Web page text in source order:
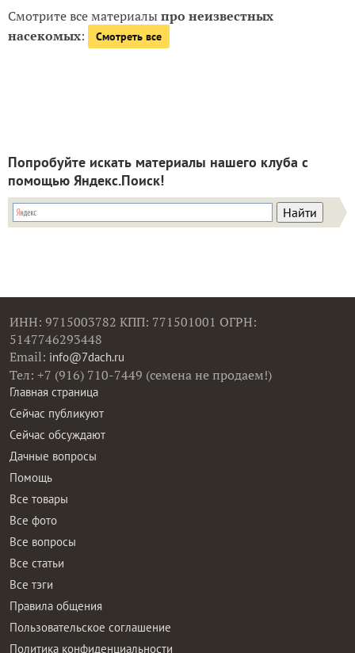
Смотрите все материалыпро неизвестных
насекомых: Смотреть все
Попробуйте искать материалы нашего клуба с
помощью Яндекс.Поиск!
ИНН: 9715003782 КПП: 771501001 ОГРН:
5147746293448
Email: info@7dach.ru
Тел: +7 (916) 710-7449 (семена не продаем!)
Главная страница
Сейчас публикуют
Сейчас обсуждают
Дачные вопросы
Помощь
Все товары
Все фото
Все вопросы
Все статьи
Все тэги
Правила общения
Пользовательское соглашение
Политика конфиденциальности